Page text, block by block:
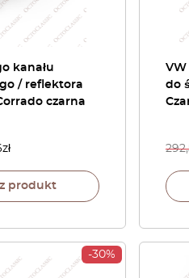
kanału
/ reflektora
czarna
zł
produkt
VW
do
-30%